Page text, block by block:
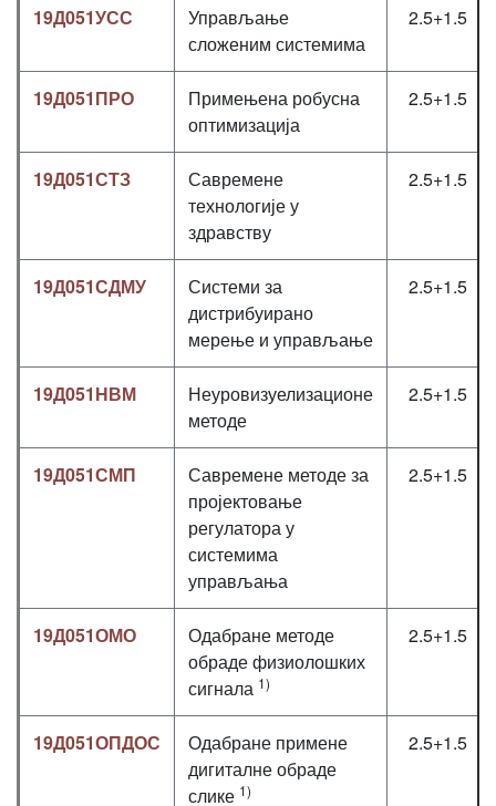
19Д051УСС
Управљање
сложеним системима
2.5+1.5
19Д051ПРО
Примењена робусна
оптимизација
2.5+1.5
19Д051СТЗ
Савремене
технологије у
здравству
2.5+1.5
19Д051СДМУ
Системи за
дистрибуирано
мерење и управљање
2.5+1.5
19Д051НВМ
Неуровизуелизационе
методе
2.5+1.5
19Д051СМП
Савремене методе за
пројектовање
регулатора у
системима
управљања
2.5+1.5
19Д051ОМО
Одабране методе
обраде физиолошких
сигнала 1)
2.5+1.5
19Д051ОПДОС
Одабране примене
дигиталне обраде
слике 1)
2.5+1.5